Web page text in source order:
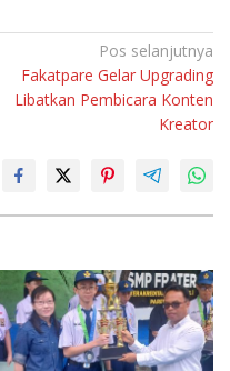
Pos selanjutnya
Fakatpare Gelar Upgrading
Libatkan Pembicara Konten
Kreator